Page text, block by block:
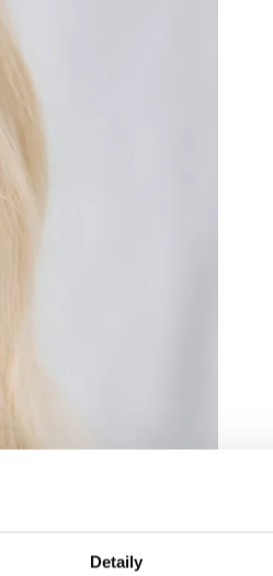
Detaily